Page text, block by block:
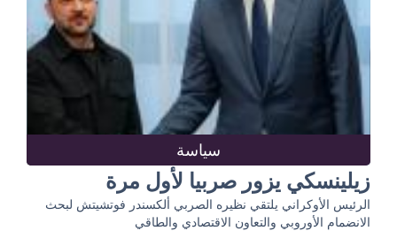
سياسة
زيلينسكي يزور صربيا لأول مرة
الرئيس الأوكراني يلتقي نظيره الصربي ألكسندر فوتشيتش لبحث
الانضمام الأوروبي والتعاون الاقتصادي والطاقي